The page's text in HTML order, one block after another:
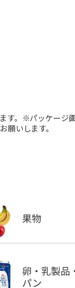
す。※パッケージ
願いします。